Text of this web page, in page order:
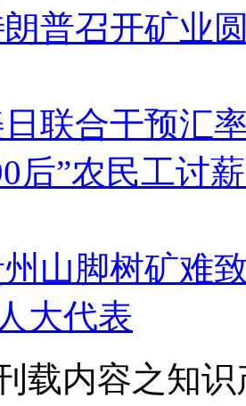
普召开矿业
联合干预汇
后”农民工讨
山脚树矿难
大代表
载内容之知